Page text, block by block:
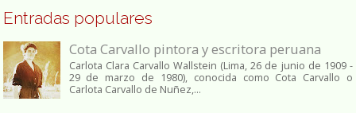
Entradas populares
Cota Carvallo pintora y escritora peruana
Carlota Clara Carvallo Wallstein (Lima, 26 de junio de 1909 -
29 de marzo de 1980), conocida como Cota Carvallo o
Carlota Carvallo de Nuñez,...